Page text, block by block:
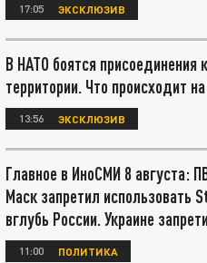
17:05 ЭКСКЛЮЗИВ
В НАТО боятся присоединения
территории. Что происходит
13:56 ЭКСКЛЮЗИВ
Главное в ИноСМИ 8 августа:
Маск запретил использовать
вглубь России. Украине
11:00 ПОЛИТИКА